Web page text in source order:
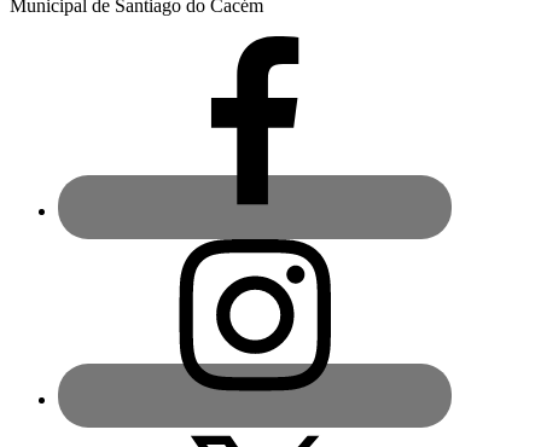
Municipal de Santiago do Cacém